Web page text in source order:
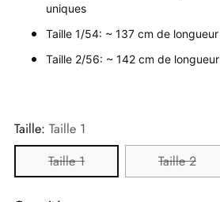
uniques
Taille 1/54: ~ 137 cm de longueur
Taille 2/56: ~ 142 cm de longueur
Taille: Taille 1
Taille 1
Taille 2